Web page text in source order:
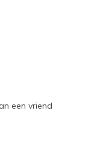
een vriend